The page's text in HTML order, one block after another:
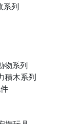
系列
物系列
積木系列